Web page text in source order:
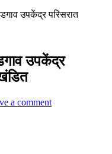
उपकेंद्र परिसरात
उपकेंद्र
a comment